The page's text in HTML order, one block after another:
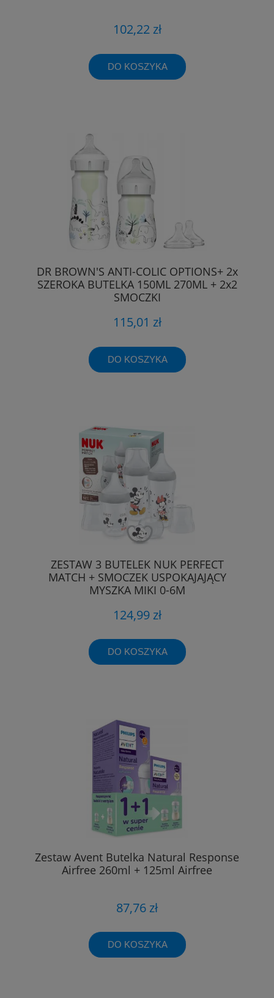
102,22 zł
DO KOSZYKA
DR BROWN'S ANTI-COLIC OPTIONS+ 2x
SZEROKA BUTELKA 150ML 270ML + 2x2
SMOCZKI
115,01 zł
DO KOSZYKA
ZESTAW 3 BUTELEK NUK PERFECT
MATCH + SMOCZEK USPOKAJAJĄCY
MYSZKA MIKI 0-6M
124,99 zł
DO KOSZYKA
Zestaw Avent Butelka Natural Response
Airfree 260ml + 125ml Airfree
87,76 zł
DO KOSZYKA